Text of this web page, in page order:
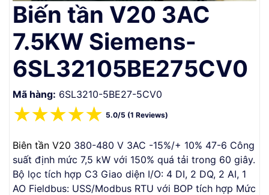
Biến tần V20 3AC
7.5KW Siemens-
6SL32105BE275CV0
Mã hàng: 6SL3210-5BE27-5CV0
☆
☆
☆
☆
☆ 5.0/5 (1 Reviews)
Biên tần V20 380-480 V 3AC -15%/+ 10% 47-6 Công
suất định mức 7,5 kW với 150% quá tải trong 60 giây.
Bộ lọc tích hợp C3 Giao diện I/O: 4 DI, 2 DQ, 2 AI, 1
AO Fieldbus: USS/Modbus RTU với BOP tích hợp Mức